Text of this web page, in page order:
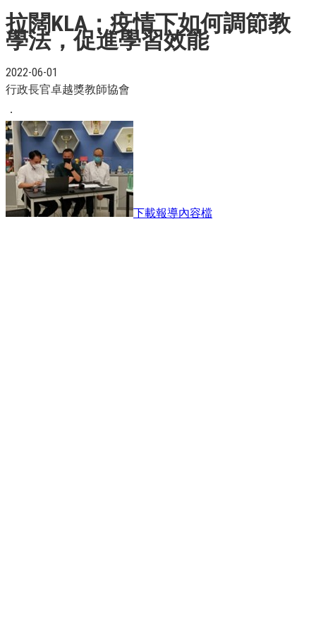
拉闊KLA：疫情下如何調節教
學法，促進學習效能
2022-06-01
行政長官卓越獎教師協會
．
下載報導內容檔